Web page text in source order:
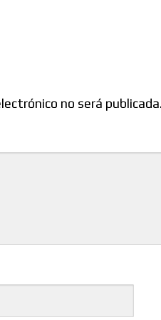
no será publicada.